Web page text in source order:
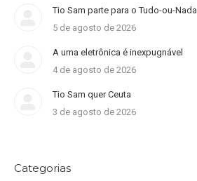
Tio Sam parte para o Tudo-ou-Nada
5 de agosto de 2026
A urna eletrônica é inexpugnável
4 de agosto de 2026
Tio Sam quer Ceuta
3 de agosto de 2026
Categorias